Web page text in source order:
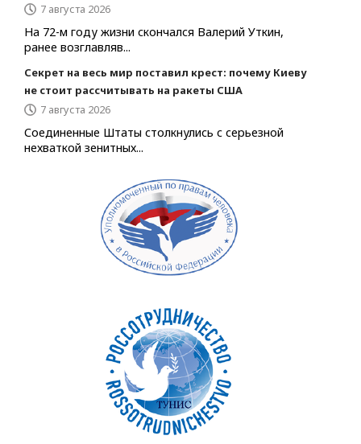
7 августа 2026
На 72-м году жизни скончался Валерий Уткин,
ранее возглавляв...
Секрет на весь мир поставил крест: почему Киеву
не стоит рассчитывать на ракеты США
7 августа 2026
Соединенные Штаты столкнулись с серьезной
нехваткой зенитных...